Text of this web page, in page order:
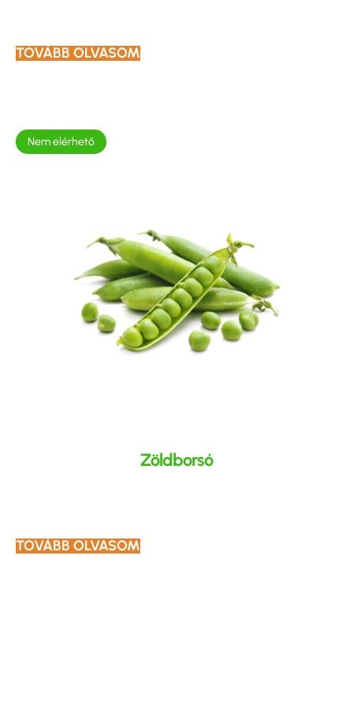
TOVÁBB OLVASOM
Nem elérhető
Zöldborsó
TOVÁBB OLVASOM